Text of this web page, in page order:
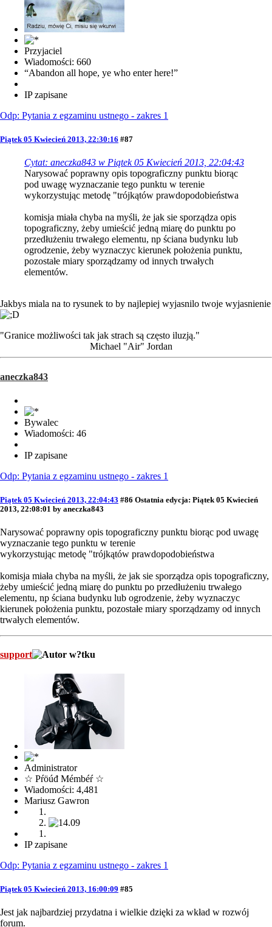
Przyjaciel
Wiadomości: 660
“Abandon all hope, ye who enter here!”
IP zapisane
Odp: Pytania z egzaminu ustnego - zakres 1
Piątek 05 Kwiecień 2013, 22:30:16 #87
Cytat: aneczka843 w Piątek 05 Kwiecień 2013, 22:04:43
Narysować poprawny opis topograficzny punktu biorąc
pod uwagę wyznaczanie tego punktu w terenie
wykorzystując metodę "trójkątów prawdopodobieństwa
komisja miała chyba na myśli, że jak sie sporządza opis
topograficzny, żeby umieścić jedną miarę do punktu po
przedłużeniu trwałego elementu, np ściana budynku lub
ogrodzenie, żeby wyznaczyc kierunek położenia punktu,
pozostałe miary sporządzamy od innych trwałych
elementów.
Jakbys miala na to rysunek to by najlepiej wyjasnilo twoje wyjasnienie
"Granice możliwości tak jak strach są często iluzją."
Michael "Air" Jordan
aneczka843
Bywalec
Wiadomości: 46
IP zapisane
Odp: Pytania z egzaminu ustnego - zakres 1
Piątek 05 Kwiecień 2013, 22:04:43 #86 Ostatnia edycja: Piątek 05 Kwiecień
2013, 22:08:01 by aneczka843
Narysować poprawny opis topograficzny punktu biorąc pod uwagę
wyznaczanie tego punktu w terenie
wykorzystując metodę "trójkątów prawdopodobieństwa
komisja miała chyba na myśli, że jak sie sporządza opis topograficzny,
żeby umieścić jedną miarę do punktu po przedłużeniu trwałego
elementu, np ściana budynku lub ogrodzenie, żeby wyznaczyc
kierunek położenia punktu, pozostałe miary sporządzamy od innych
trwałych elementów.
support
Administrator
☆ Pŕöúđ Mémbéŕ ☆
Wiadomości: 4,481
Mariusz Gawron
IP zapisane
Odp: Pytania z egzaminu ustnego - zakres 1
Piątek 05 Kwiecień 2013, 16:00:09 #85
Jest jak najbardziej przydatna i wielkie dzięki za wkład w rozwój
forum.